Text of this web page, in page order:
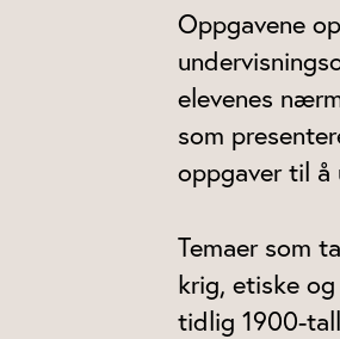
Oppgavene
elevenes
som
oppgaver til å
Temaer som
krig, etiske
tidlig 1900-